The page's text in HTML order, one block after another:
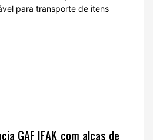
GAF IFAK com alças de